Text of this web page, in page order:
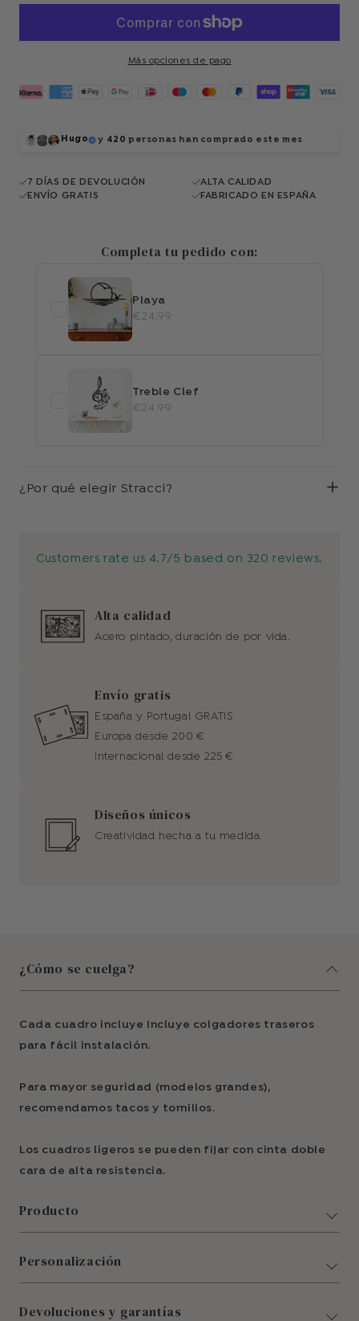
para
Más opciones de pago
Hugo y 420 personas han comprado este mes
7 DÍAS DE DEVOLUCIÓN
ALTA CALIDAD
ENVÍO GRATIS
FABRICADO EN ESPAÑA
Completa tu pedido con:
Playa
€24.99
Treble Clef
€24.99
¿Por qué elegir Stracci?
Customers rate us 4.7/5 based on 320 reviews.
Alta calidad
Acero pintado, duración de por vida.
Envío gratis
España y Portugal GRATIS
Europa desde 200 €
Internacional desde 225 €
Diseños únicos
Creatividad hecha a tu medida.
¿Cómo se cuelga?
Cada cuadro incluye Incluye colgadores traseros
para fácil instalación.
Para mayor seguridad (modelos grandes),
recomendamos tacos y tornillos.
Los cuadros ligeros se pueden fijar con cinta doble
cara de alta resistencia.
Producto
Personalización
Devoluciones y garantías